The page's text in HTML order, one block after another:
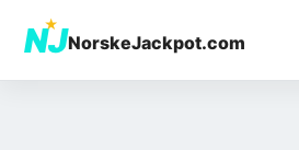
NJ
★
NorskeJackpot.com